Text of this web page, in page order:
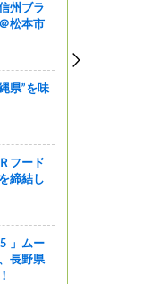
州ブラ
松本市
県”を味
フード
締結し
」ムー
長野県